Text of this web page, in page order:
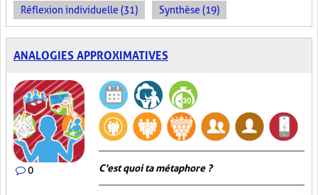
Réflexion individuelle (31) Synthèse (19)
ANALOGIES APPROXIMATIVES
0 C'est quoi ta métaphore ?